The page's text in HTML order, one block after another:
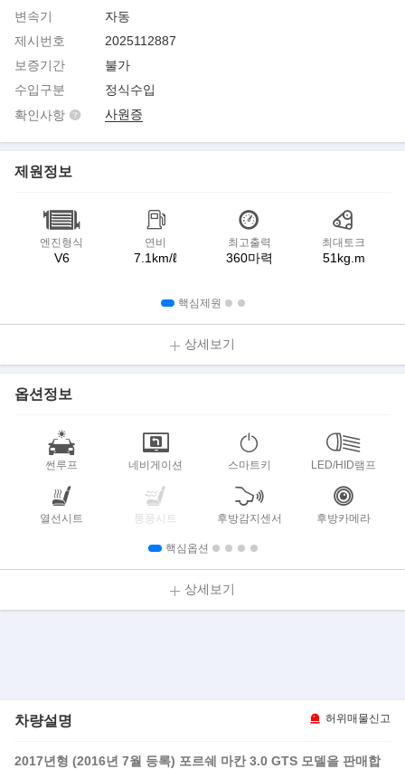
변속기
자동
제시번호
2025112887
보증기간
불가
수입구분
정식수입
확인사항
사원증
제원정보
엔진형식
V6
연비
7.1km/ℓ
최고출력
360마력
최대토크
51kg.m
핵심제원
상세보기
옵션정보
썬루프 네비게이션 스마트키 LED/HID램프
열선시트 통풍시트 후방감지센서 후방카메라
핵심옵션
상세보기
차량설명 허위매물신고
2017년형 (2016년 7월 등록) 포르쉐 마칸 3.0 GTS 모델을 판매합